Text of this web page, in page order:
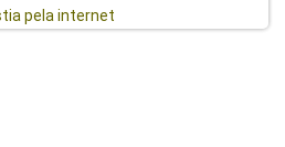
pela internet